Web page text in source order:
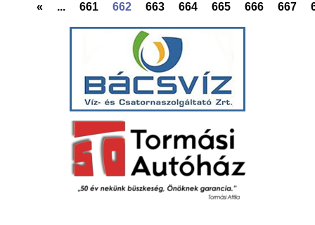
« ... 661 662 663 664 665 666 667